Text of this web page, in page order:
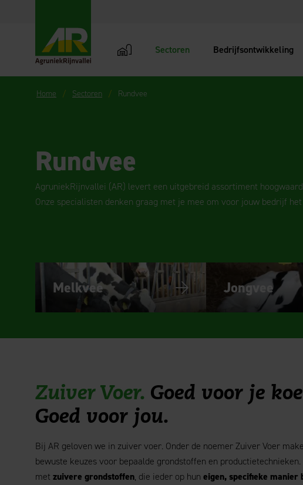
Sectoren Bedrijfsontwikkeling
Home Sectoren Rundvee
Rundvee
AgruniekRijnvallei (AR) levert een uitgebreid assortiment
Onze specialisten denken graag met je mee om voor jouw bedrijf
Melkvee Jongvee
Zuiver Voer. Goed voor je
Goed voor jou.
Bij AR geloven we in zuiver voer. Onder de noemer Zuiver Voer
bewuste keuzes voor bepaalde grondstoffen en
met zuivere grondstoffen, die ieder op hun eigen,specifieke manier